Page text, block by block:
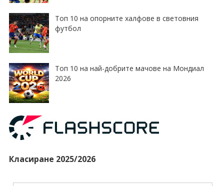
Топ 10 на опорните халфове в световния
футбол
Топ 10 на най-добрите мачове на Мондиал
2026
Класиране 2025/2026